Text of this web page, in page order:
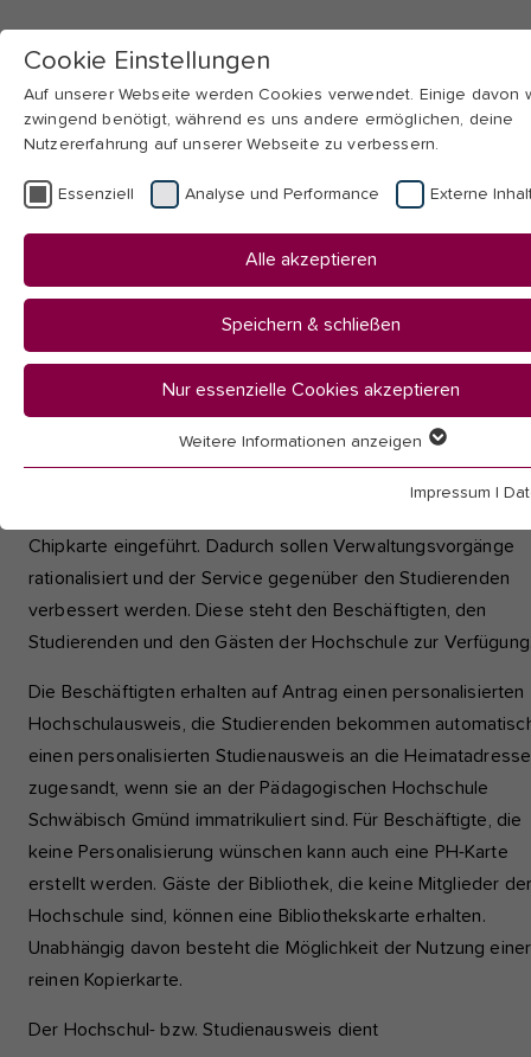
Skip to main navigation Skip to page footer
You
here:
Startseite
Studienorganisation
Chipkarte eingeführt. Dadurch sollen Verwaltungsvorgänge
rationalisiert und der Service gegenüber den Studierenden
verbessert werden. Diese steht den Beschäftigten, den
Studierenden und den Gästen der Hochschule zur
Die Beschäftigten erhalten auf Antrag einen personalisierten
Hochschulausweis, die Studierenden bekommen
einen personalisierten Studienausweis an die Heimatadresse
zugesandt, wenn sie an der Pädagogischen Hochschule
Schwäbisch Gmünd immatrikuliert sind. Für Beschäftigte, die
keine Personalisierung wünschen kann auch eine PH-Karte
erstellt werden. Gäste der Bibliothek, die keine Mitglieder
Hochschule sind, können eine Bibliothekskarte erhalten.
Unabhängig davon besteht die Möglichkeit der Nutzung einer
reinen Kopierkarte.
Der Hochschul- bzw. Studienausweis dient
Cookie Einstellungen
Auf unserer Webseite werden Cookies verwendet. Einige davon
zwingend benötigt, während es uns andere ermöglichen, deine
Nutzererfahrung auf unserer Webseite zu verbessern.
Essenziell Analyse und Performance Externe
Alle akzeptieren
Speichern & schließen
Nur essenzielle Cookies akzeptieren
Essenzielle Cookies werden für grundlegende Funktionen der
einwandfrei funktioniert.
Analyse und Performance
Diese Gruppe beinhaltet alle Skripte für analytisches Tracking
verbessern.
Anbieter etracker GmbH - 20459 Hamburg
Laufzeit 1 Jahr
Zweck
hilft uns die Nutzererfahrung der Website zu
Wir verwenden auf unserer Website externe Inhalte, um Ihnen
zusätzliche Informationen anzubieten, wie Google Maps oder
von youtube.
Weitere Informationen anzeigen
Impressum